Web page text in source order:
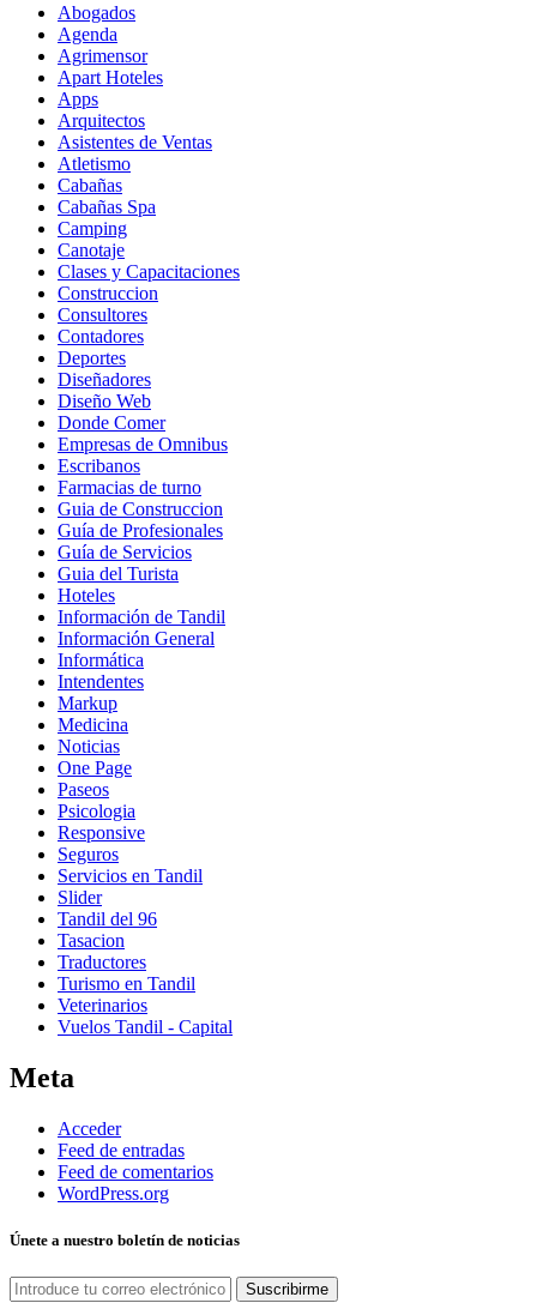
Abogados
Agenda
Agrimensor
Apart Hoteles
Apps
Arquitectos
Asistentes de Ventas
Atletismo
Cabañas
Cabañas Spa
Camping
Canotaje
Clases y Capacitaciones
Construccion
Consultores
Contadores
Deportes
Diseñadores
Diseño Web
Donde Comer
Empresas de Omnibus
Escribanos
Farmacias de turno
Guia de Construccion
Guía de Profesionales
Guía de Servicios
Guia del Turista
Hoteles
Información de Tandil
Información General
Informática
Intendentes
Markup
Medicina
Noticias
One Page
Paseos
Psicologia
Responsive
Seguros
Servicios en Tandil
Slider
Tandil del 96
Tasacion
Traductores
Turismo en Tandil
Veterinarios
Vuelos Tandil - Capital
Meta
Acceder
Feed de entradas
Feed de comentarios
WordPress.org
Únete a nuestro boletín de noticias